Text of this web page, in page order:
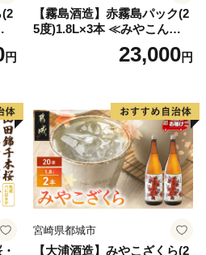
(2
円
【霧島酒造】赤霧島パック(2
5度)1.8L×3本 ≪みやこんじょ
特急便≫_23-07-K03P-1800-3
23,000円
宮崎県都城市
【大浦酒造】みやこざくら(2